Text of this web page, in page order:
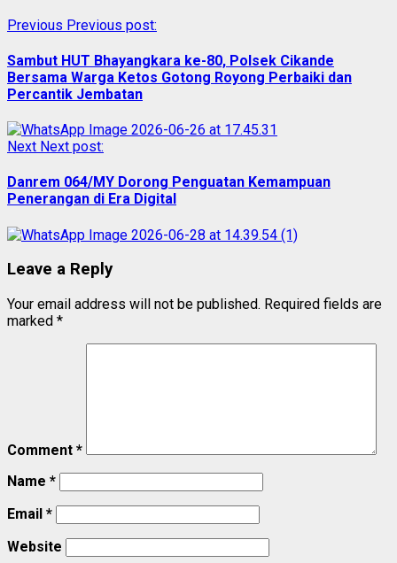
Previous Previous post:
Sambut HUT Bhayangkara ke-80, Polsek Cikande
Bersama Warga Ketos Gotong Royong Perbaiki dan
Percantik Jembatan
Next Next post:
Danrem 064/MY Dorong Penguatan Kemampuan
Penerangan di Era Digital
Leave a Reply
Your email address will not be published. Required fields are
marked *
Comment *
Name *
Email *
Website